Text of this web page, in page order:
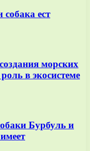
собака ест
морских
в экосистеме
Бурбуль и